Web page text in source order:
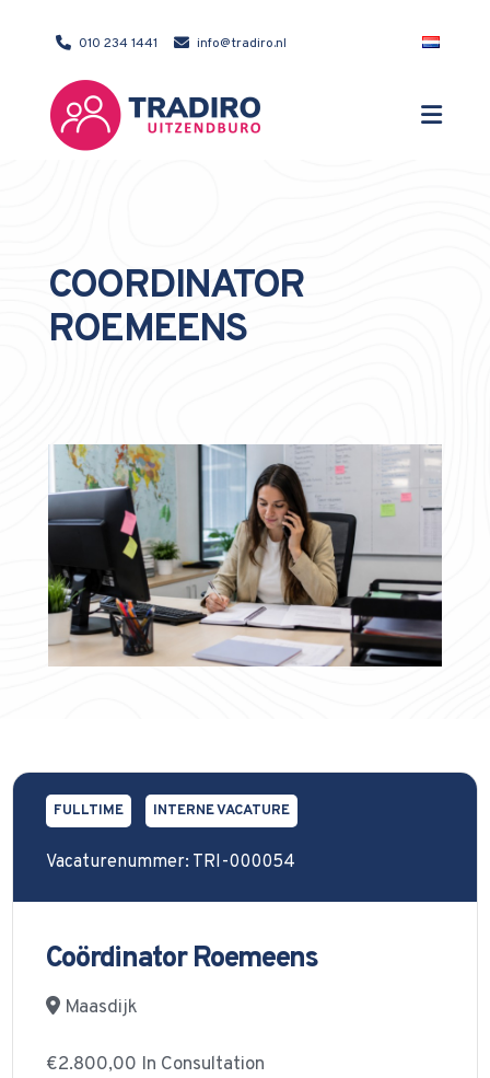
010 234 1441 info@tradiro.nl
COÖRDINATOR
ROEMEENS
FULLTIME INTERNE VACATURE
Vacaturenummer: TRI-000054
Coördinator Roemeens
Maasdijk
€2.800,00 In Consultation